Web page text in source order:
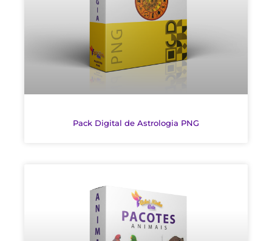
Pack Digital de Astrologia PNG